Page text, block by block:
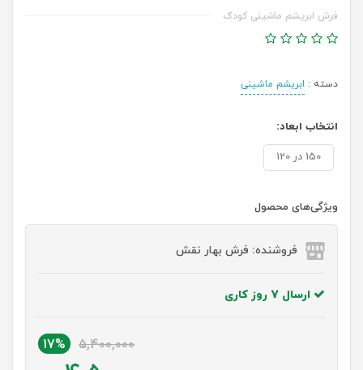
فرش ابریشم ماشینی کودک
دسته : ابریشم ماشینی
انتخاب ابعاد:
150 در 120
ویژگی‌های محصول
فروشنده: فرش بهار نقش
ارسال 7 روز کاری
5,400,000
17%